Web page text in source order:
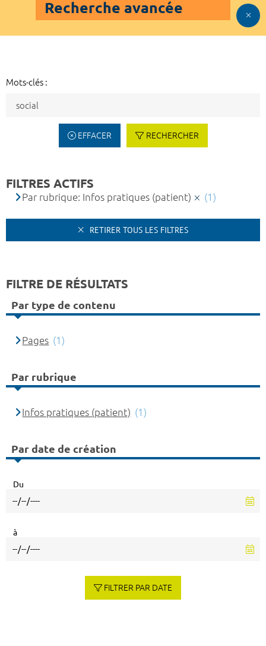
Recherche avancée
Mots-clés :
EFFACER RECHERCHER
FILTRES ACTIFS
Par rubrique: Infos pratiques (patient) (1)
RETIRER TOUS LES FILTRES
FILTRE DE RÉSULTATS
Par type de contenu
Pages (1)
Par rubrique
Infos pratiques (patient) (1)
Par date de création
Du
à
FILTRER PAR DATE